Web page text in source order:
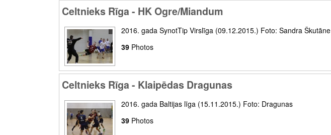
Celtnieks Rīga - HK Ogre/Miandum
2016. gada SynotTip Virslīga (09.12.2015.) Foto: Sandra Škutāne
39 Photos
Celtnieks Rīga - Klaipēdas Dragunas
2016. gada Baltijas līga (15.11.2015.) Foto: Dragunas
39 Photos